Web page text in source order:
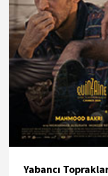
Yabancı